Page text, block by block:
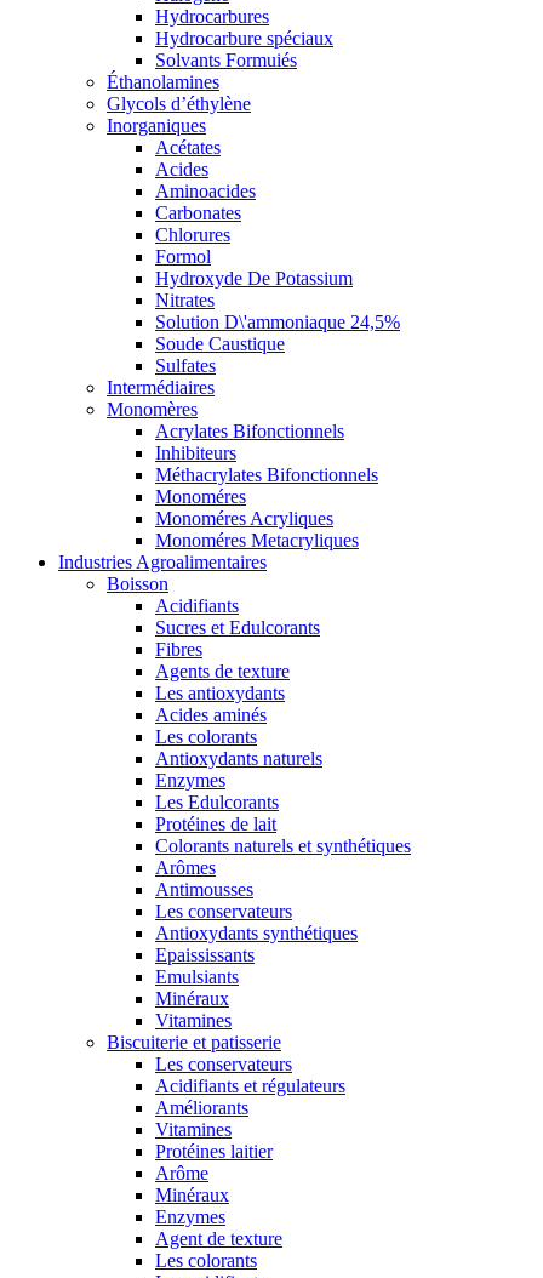
Hydrocarbures
Hydrocarbure spéciaux
Solvants Formuiés
Éthanolamines
Glycols d’éthylène
Inorganiques
Acétates
Acides
Aminoacides
Carbonates
Chlorures
Formol
Hydroxyde De Potassium
Nitrates
Solution D\'ammoniaque 24,5%
Soude Caustique
Sulfates
Intermédiaires
Monomères
Acrylates Bifonctionnels
Inhibiteurs
Méthacrylates Bifonctionnels
Monoméres
Monoméres Acryliques
Monoméres Metacryliques
Industries Agroalimentaires
Boisson
Acidifiants
Sucres et Edulcorants
Fibres
Agents de texture
Les antioxydants
Acides aminés
Les colorants
Antioxydants naturels
Enzymes
Les Edulcorants
Protéines de lait
Colorants naturels et synthétiques
Arômes
Antimousses
Les conservateurs
Antioxydants synthétiques
Epaississants
Emulsiants
Minéraux
Vitamines
Biscuiterie et patisserie
Les conservateurs
Acidifiants et régulateurs
Améliorants
Vitamines
Protéines laitier
Arôme
Minéraux
Enzymes
Agent de texture
Les colorants